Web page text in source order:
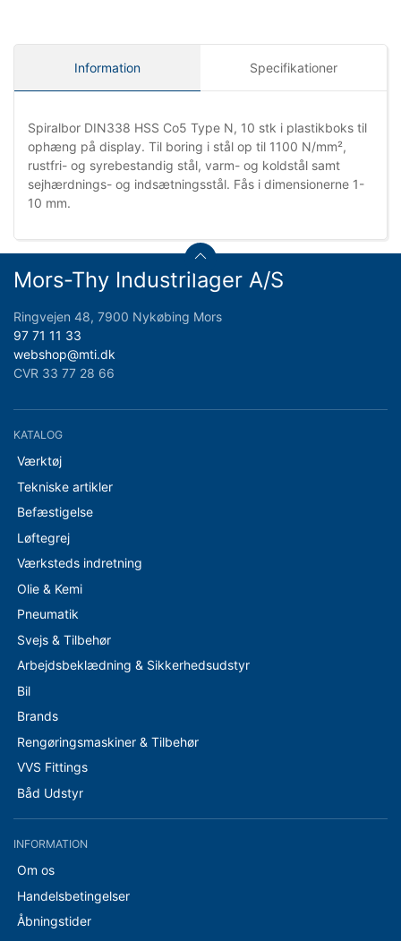
Information Specifikationer
Spiralbor DIN338 HSS Co5 Type N, 10 stk i plastikboks til
ophæng på display. Til boring i stål op til 1100 N/mm²,
rustfri- og syrebestandig stål, varm- og koldstål samt
sejhærdnings- og indsætningsstål. Fås i dimensionerne 1-
10 mm.
Mors-Thy Industrilager A/S
Ringvejen 48, 7900 Nykøbing Mors
97 71 11 33
webshop@mti.dk
CVR 33 77 28 66
KATALOG
Værktøj
Tekniske artikler
Befæstigelse
Løftegrej
Værksteds indretning
Olie & Kemi
Pneumatik
Svejs & Tilbehør
Arbejdsbeklædning & Sikkerhedsudstyr
Bil
Brands
Rengøringsmaskiner & Tilbehør
VVS Fittings
Båd Udstyr
INFORMATION
Om os
Handelsbetingelser
Åbningstider